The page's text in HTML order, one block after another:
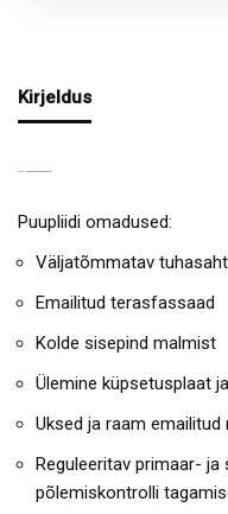
Kirjeldus
Puupliidi omadused:
Väljatõmmatav
Emailitud terasfassaad
Kolde sisepind malmist
Ülemine küpsetusplaat
Uksed ja raam
Reguleeritav primaar-
põlemiskontrolli